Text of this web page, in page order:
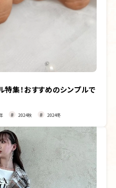
特集！おすすめのシンプルで
2024秋 2024冬